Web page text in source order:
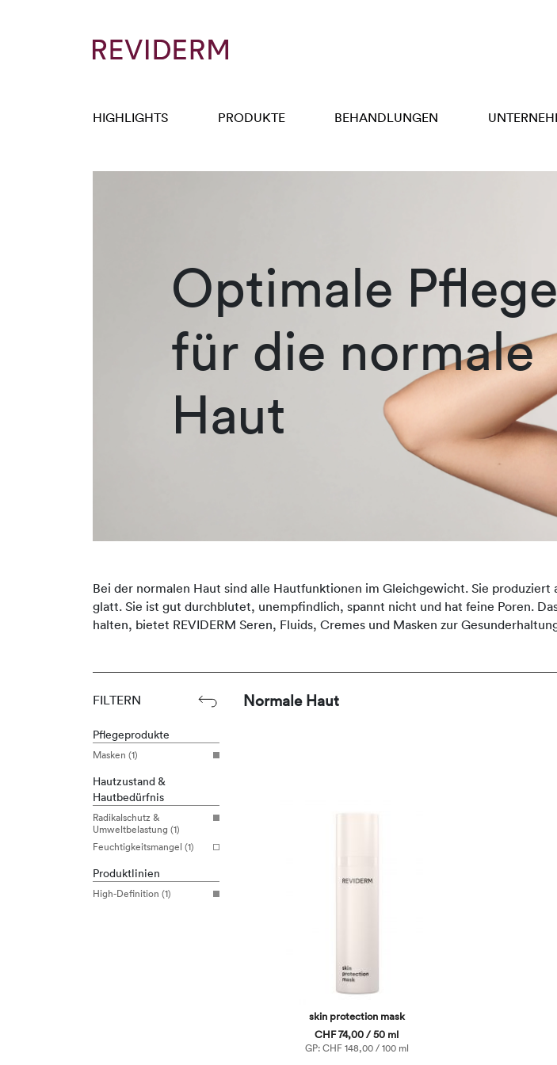
HIGHLIGHTS PRODUKTE BEHANDLUNGEN
Optimale Pflege
für die normale
Haut
Bei der normalen Haut sind alle Hautfunktionen im Gleichgewicht. Sie
glatt. Sie ist gut durchblutet, unempfindlich, spannt nicht und hat feine Poren.
halten, bietet REVIDERM Seren, Fluids, Cremes und Masken zur
FILTERN
Pflegeprodukte
Masken (1)
Hautzustand &
Hautbedürfnis
Radikalschutz &
Umweltbelastung (1)
Feuchtigkeitsmangel (1)
Produktlinien
High-Definition (1)
Normale Haut
skin protection mask
CHF 74,00 / 50 ml
GP: CHF 148,00 / 100 ml